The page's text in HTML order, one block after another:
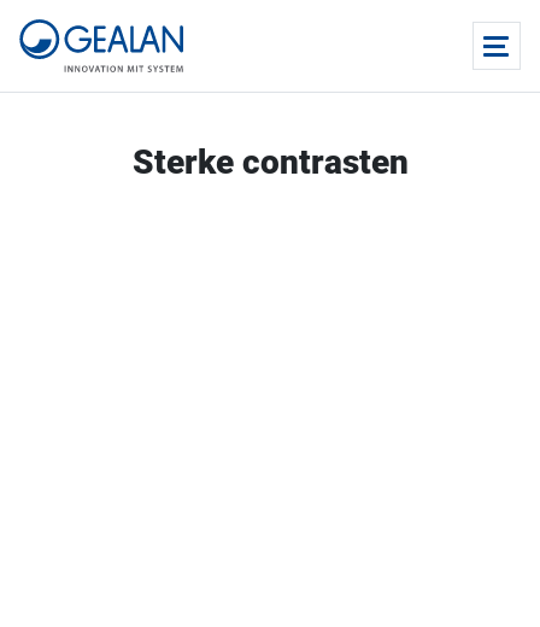
Sterke contrasten